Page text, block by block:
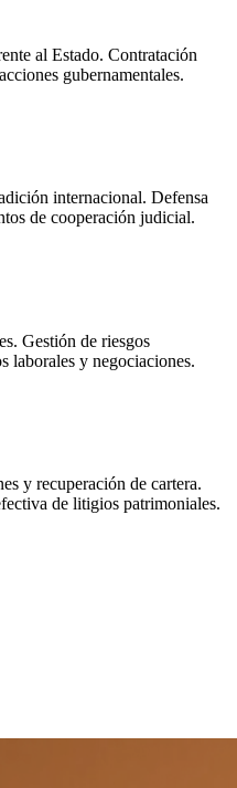
al Estado. Contratación
gubernamentales.
internacional. Defensa
de cooperación judicial.
Gestión de riesgos
laborales y negociaciones.
y recuperación de cartera.
de litigios patrimoniales.